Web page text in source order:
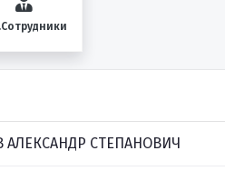
АЛЕКСАНДР СТЕПАНОВИЧ